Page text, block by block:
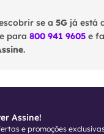
se a5G já está
para800 941 9605 e
.
Assine!
e promoções